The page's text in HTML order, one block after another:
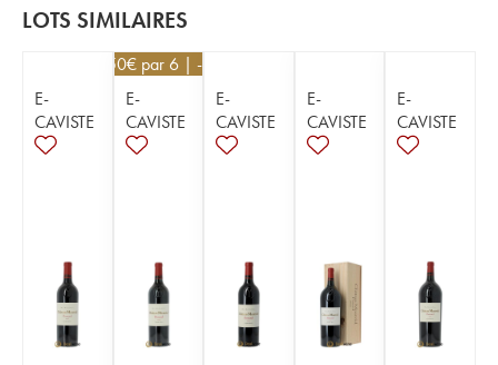
LOTS SIMILAIRES
E-
CAVISTE
40,50€ par 6 | -10%
E-
CAVISTE
E-
CAVISTE
E-
CAVISTE
E-
CAVISTE